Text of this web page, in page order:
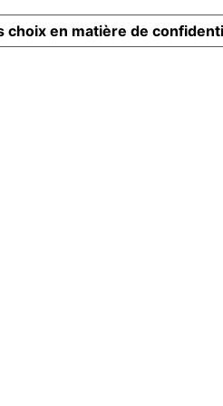
choix en matière de